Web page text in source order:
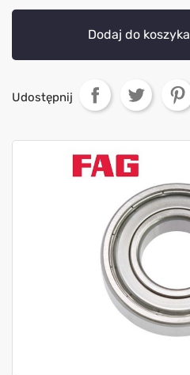
Dodaj do koszyka
Udostępnij